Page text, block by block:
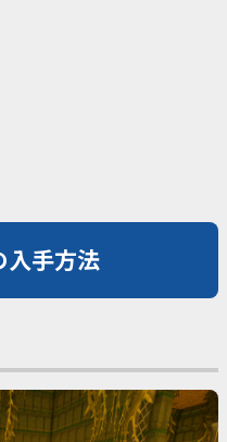
入手方法